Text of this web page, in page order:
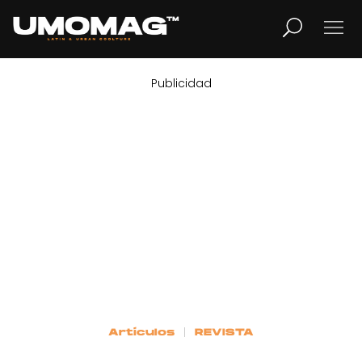
LIFESTYLE
Publicidad
Artículos REVISTA